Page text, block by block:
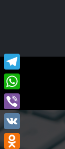
Telegram
WhatsApp
Viber
VK